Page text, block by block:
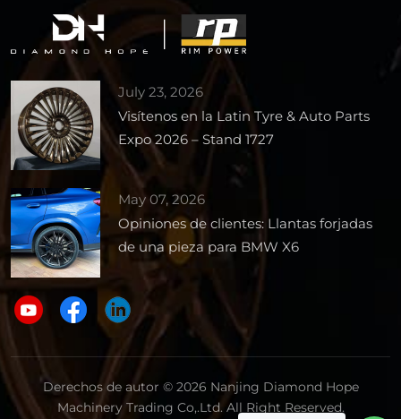
July 23, 2026
Visítenos en la Latin Tyre & Auto Parts
Expo 2026 – Stand 1727
May 07, 2026
Opiniones de clientes: Llantas forjadas
de una pieza para BMW X6
Derechos de autor © 2026 Nanjing Diamond Hope
Machinery Trading Co,.Ltd. All Right Reserved.